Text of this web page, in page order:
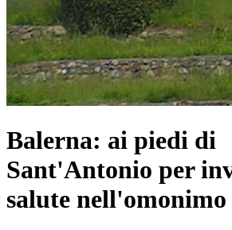
Balerna: ai piedi di
Sant'Antonio per
salute